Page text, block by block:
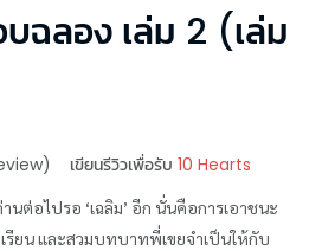
ฉลอง เล่ม 2 (เล่ม
เขียนรีวิวเพื่อรับ 10 Hearts
นต่อไปรอ ‘เฉลิม’ อีก นั่นคือการเอาชนะ
รียน และสวมบทบาทพี่เขยจำเป็นให้กับ